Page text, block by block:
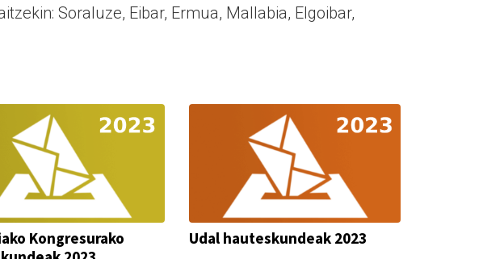
Soraluze, Eibar, Ermua, Mallabia, Elgoibar,
Kongresurako
Udal hauteskundeak 2023